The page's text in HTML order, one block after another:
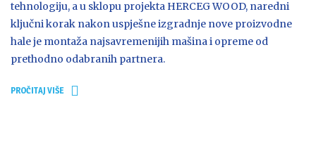
tehnologiju, a u sklopu projekta HERCEG WOOD, naredni
ključni korak nakon uspješne izgradnje nove proizvodne
hale je montaža najsavremenijih mašina i opreme od
prethodno odabranih partnera.
PROČITAJ VIŠE